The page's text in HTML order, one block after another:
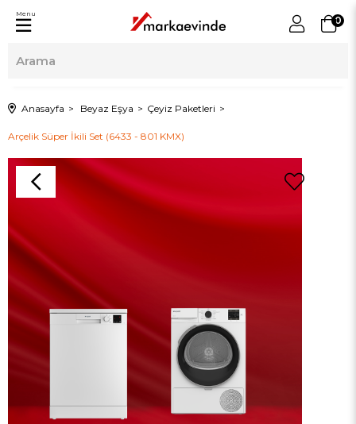
0
Menu
Anasayfa Beyaz Eşya Çeyiz Paketleri
Arçelik Süper İkili Set (6433 - 801 KMX)